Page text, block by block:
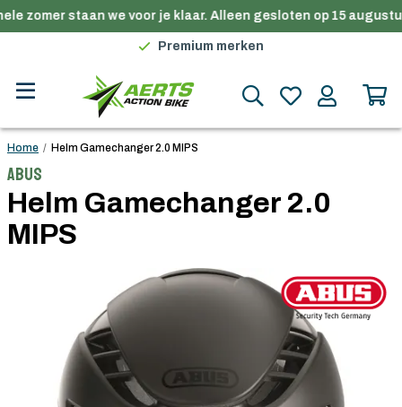
zomer staan we voor je klaar. Alleen gesloten op 15
Gratis verzending in België vanaf €100
Premium merken
Gratis verzending in België vanaf €100
Home / Helm Gamechanger 2.0 MIPS
Abus
Helm Gamechanger 2.0
MIPS